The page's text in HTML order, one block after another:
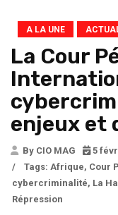
A LA UNE
La Cour
enjeux et
By CIO MAG
5
/
Tags: Afrique, Cour
cybercriminalité, La
Répression